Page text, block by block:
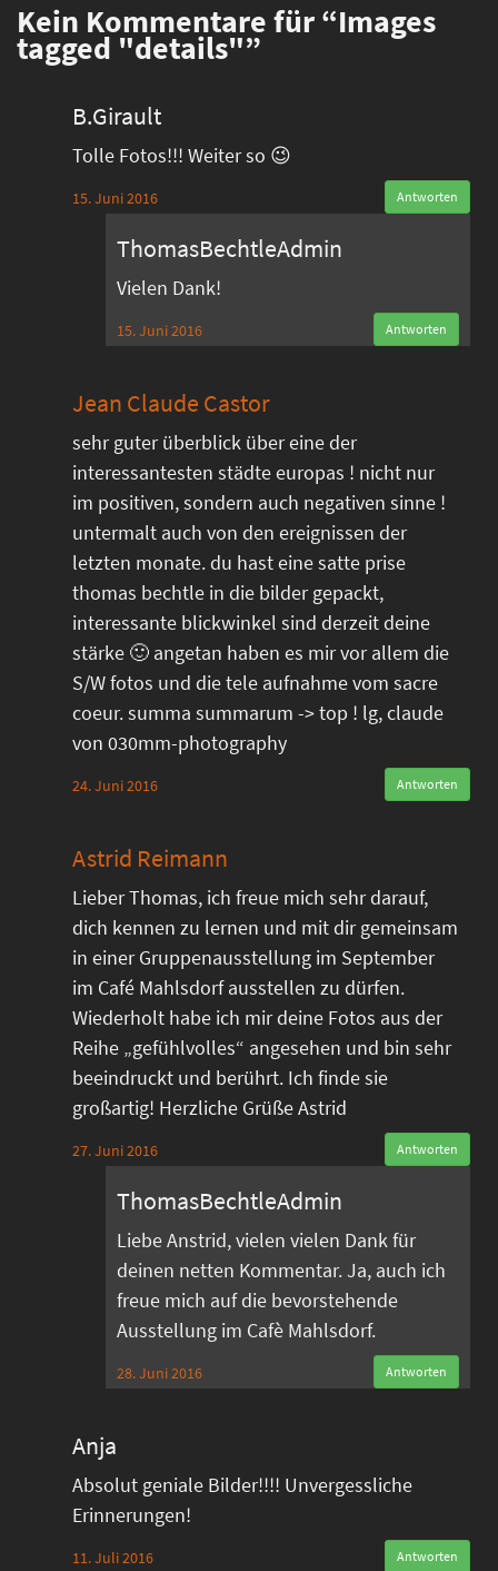
Kein Kommentare für “Images
tagged "details"”
B.Girault
Tolle Fotos!!! Weiter so 😉
15. Juni 2016 Antworten
ThomasBechtleAdmin
Vielen Dank!
15. Juni 2016 Antworten
Jean Claude Castor
sehr guter überblick über eine der
interessantesten städte europas ! nicht nur
im positiven, sondern auch negativen sinne !
untermalt auch von den ereignissen der
letzten monate. du hast eine satte prise
thomas bechtle in die bilder gepackt,
interessante blickwinkel sind derzeit deine
stärke 🙂 angetan haben es mir vor allem die
S/W fotos und die tele aufnahme vom sacre
coeur. summa summarum -> top ! lg, claude
von 030mm-photography
24. Juni 2016 Antworten
Astrid Reimann
Lieber Thomas, ich freue mich sehr darauf,
dich kennen zu lernen und mit dir gemeinsam
in einer Gruppenausstellung im September
im Café Mahlsdorf ausstellen zu dürfen.
Wiederholt habe ich mir deine Fotos aus der
Reihe „gefühlvolles“ angesehen und bin sehr
beeindruckt und berührt. Ich finde sie
großartig! Herzliche Grüße Astrid
27. Juni 2016 Antworten
ThomasBechtleAdmin
Liebe Anstrid, vielen vielen Dank für
deinen netten Kommentar. Ja, auch ich
freue mich auf die bevorstehende
Ausstellung im Cafè Mahlsdorf.
28. Juni 2016 Antworten
Anja
Absolut geniale Bilder!!!! Unvergessliche
Erinnerungen!
11. Juli 2016 Antworten